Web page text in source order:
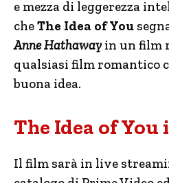
e mezza di leggerezza
cheThe Idea of You
Anne Hathaway in un film
qualsiasi film romantico
buona idea.
The Idea of
Il film sarà in live